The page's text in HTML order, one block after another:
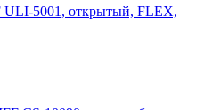
5001, открытый, FLEX,